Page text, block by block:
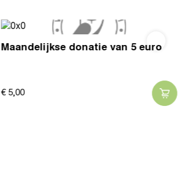
Maandelijkse donatie van 5 euro
€ 5,00